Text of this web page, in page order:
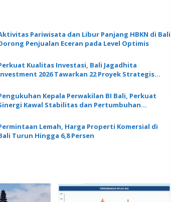
Pariwisata dan Libur Panjang HBKN di Bali
Penjualan Eceran pada Level Optimis
Kualitas Investasi, Bali Jagadhita
2026 Tawarkan 22 Proyek Strategis
Kepala Perwakilan BI Bali, Perkuat
Kawal Stabilitas dan Pertumbuhan
Lemah, Harga Properti Komersial di
Turun Hingga 6,8 Persen